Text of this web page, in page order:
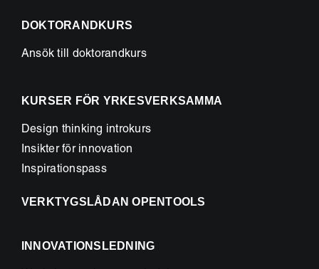
DOKTORANDKURS
Ansök till doktorandkurs
KURSER FÖR YRKESVERKSAMMA
Design thinking introkurs
Insikter för innovation
Inspirationspass
VERKTYGSLÅDAN OPENTOOLS
INNOVATIONSLEDNING